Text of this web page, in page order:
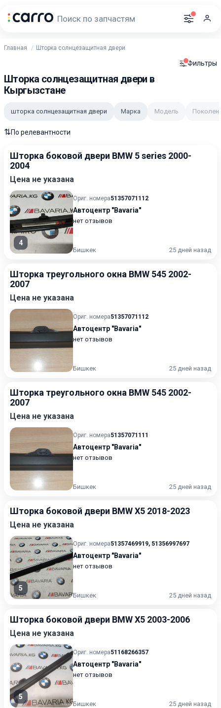
Главная Шторка солнцезащитная двери
Фильтры
Шторка солнцезащитная двери в
Кыргызстане
шторка солнцезащитная двери Марка Модель
⇅По релевантности
Шторка боковой двери BMW 5 series 2000-
2004
Цена не указана
4
Ориг. номера51357071112
Автоцентр "Bavaria"
нет отзывов
Бишкек 25 дней назад
Шторка треугольного окна BMW 545 2002-
2007
Цена не указана
Ориг. номера51357071112
Автоцентр "Bavaria"
нет отзывов
Бишкек 25 дней назад
Шторка треугольного окна BMW 545 2002-
2007
Цена не указана
Ориг. номера51357071111
Автоцентр "Bavaria"
нет отзывов
Бишкек 25 дней назад
Шторка боковой двери BMW X5 2018-2023
Цена не указана
5
Ориг. номера51357469919, 51356997697
Автоцентр "Bavaria"
нет отзывов
Бишкек 25 дней назад
Шторка боковой двери BMW X5 2003-2006
Цена не указана
5
Ориг. номера51168266357
Автоцентр "Bavaria"
нет отзывов
Бишкек 25 дней назад